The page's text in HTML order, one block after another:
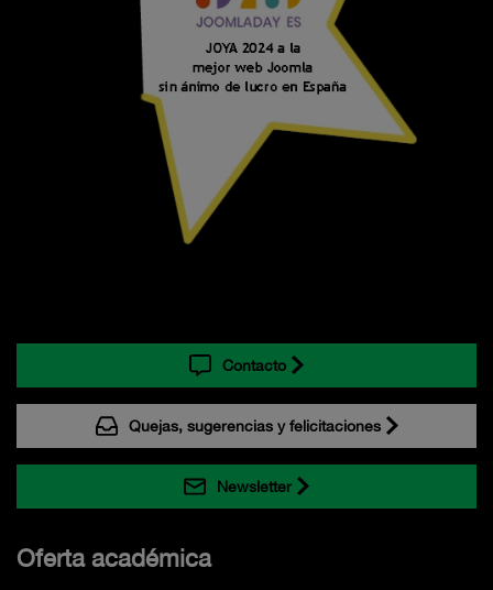
Contacto
Quejas, sugerencias y felicitaciones
Newsletter
Oferta académica